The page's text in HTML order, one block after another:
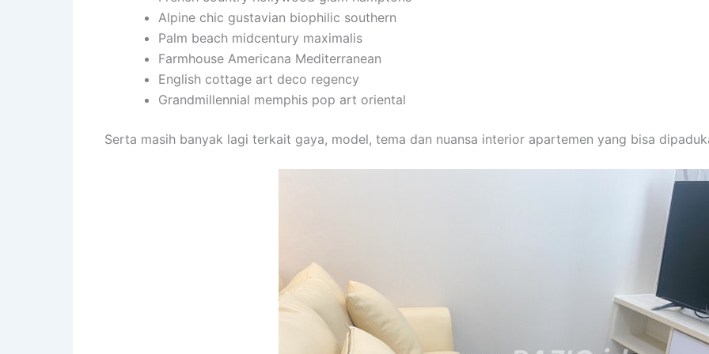
Alpine chic gustavian biophilic southern
Palm beach midcentury maximalis
Farmhouse Americana Mediterranean
English cottage art deco regency
Grandmillennial memphis pop art oriental
Serta masih banyak lagi terkait gaya, model, tema dan nuansa interior apartemen yang bisa